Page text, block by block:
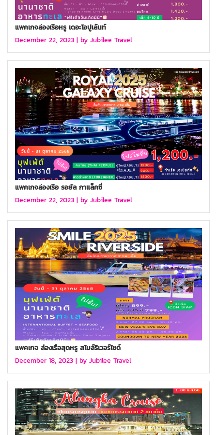
แพคเกจล่องเรือหรู เดอะโอปูเล้นท์
December 22, 2023 | by Jubilee Travel
แพคเกจล่องเรือ รอยัล กาแล็คซี่
December 22, 2023 | by Jubilee Travel
แพคเกจ ล่องเรือสุดหรู สไมล์ริเวอร์ไซด์
December 18, 2023 | by Jubilee Travel